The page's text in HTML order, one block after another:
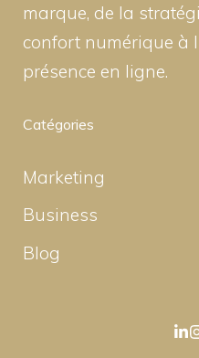
marque, de la
confort numérique à
présence en ligne.
Catégories
Marketing
Business
Blog